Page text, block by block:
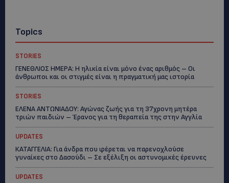
Topics
STORIES
ΓΕΝΕΘΛΙΟΣ ΗΜΕΡΑ: Η ηλικία είναι μόνο ένας αριθμός – Οι
άνθρωποι και οι στιγμές είναι η πραγματική μας ιστορία
STORIES
ΕΛΕΝΑ ΑΝΤΩΝΙΑΔΟΥ: Αγώνας ζωής για τη 37χρονη μητέρα
τριών παιδιών – Έρανος για τη θεραπεία της στην Αγγλία
UPDATES
ΚΑΤΑΓΓΕΛΙΑ: Για άνδρα που φέρεται να παρενοχλούσε
γυναίκες στο Δασούδι – Σε εξέλιξη οι αστυνομικές έρευνες
UPDATES